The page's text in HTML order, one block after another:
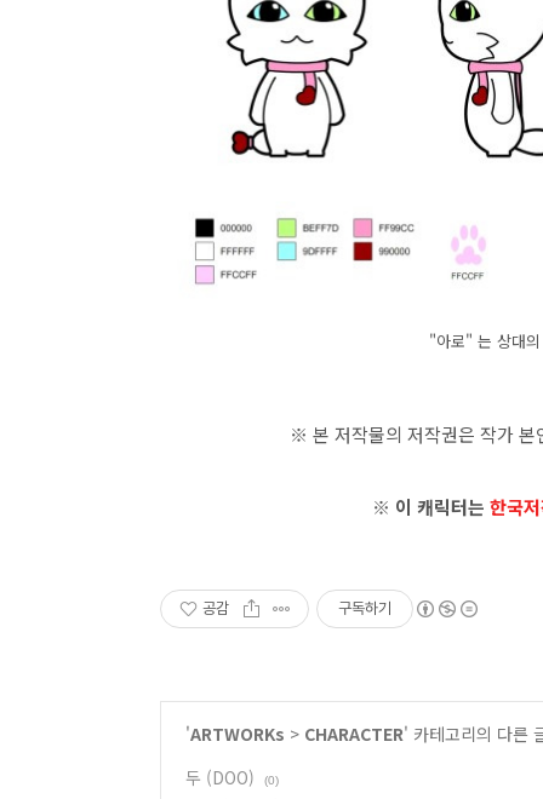
"아로" 는 상대
※ 본 저작물의 저작권은 작가 본
※ 이 캐릭터는 한국
공감 구독하기
'ARTWORKs > CHARACTER' 카테고리의 다른
두 (DOO)
(0)